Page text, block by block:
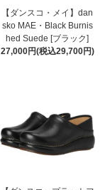
【ダンスコ・メイ】dan
sko MAE・Black Burnis
hed Suede [ブラック]
27,000円(税込29,700円)